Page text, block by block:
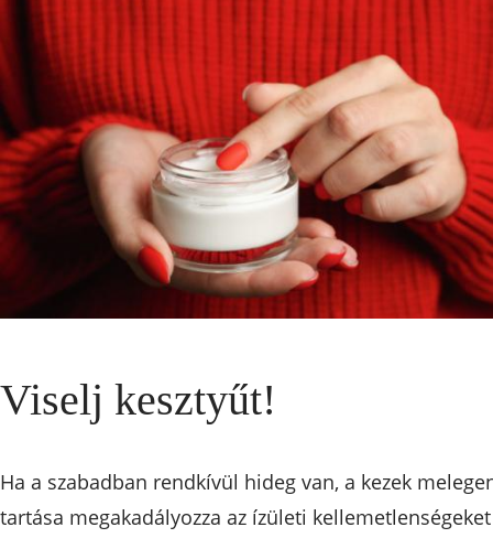
Viselj kesztyűt!
Ha a szabadban rendkívül hideg van, a kezek
tartása megakadályozza az ízületi kellemetlenségeket